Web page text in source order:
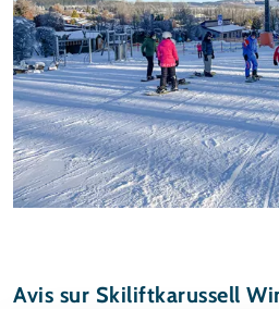
Avis sur Skiliftkarussell